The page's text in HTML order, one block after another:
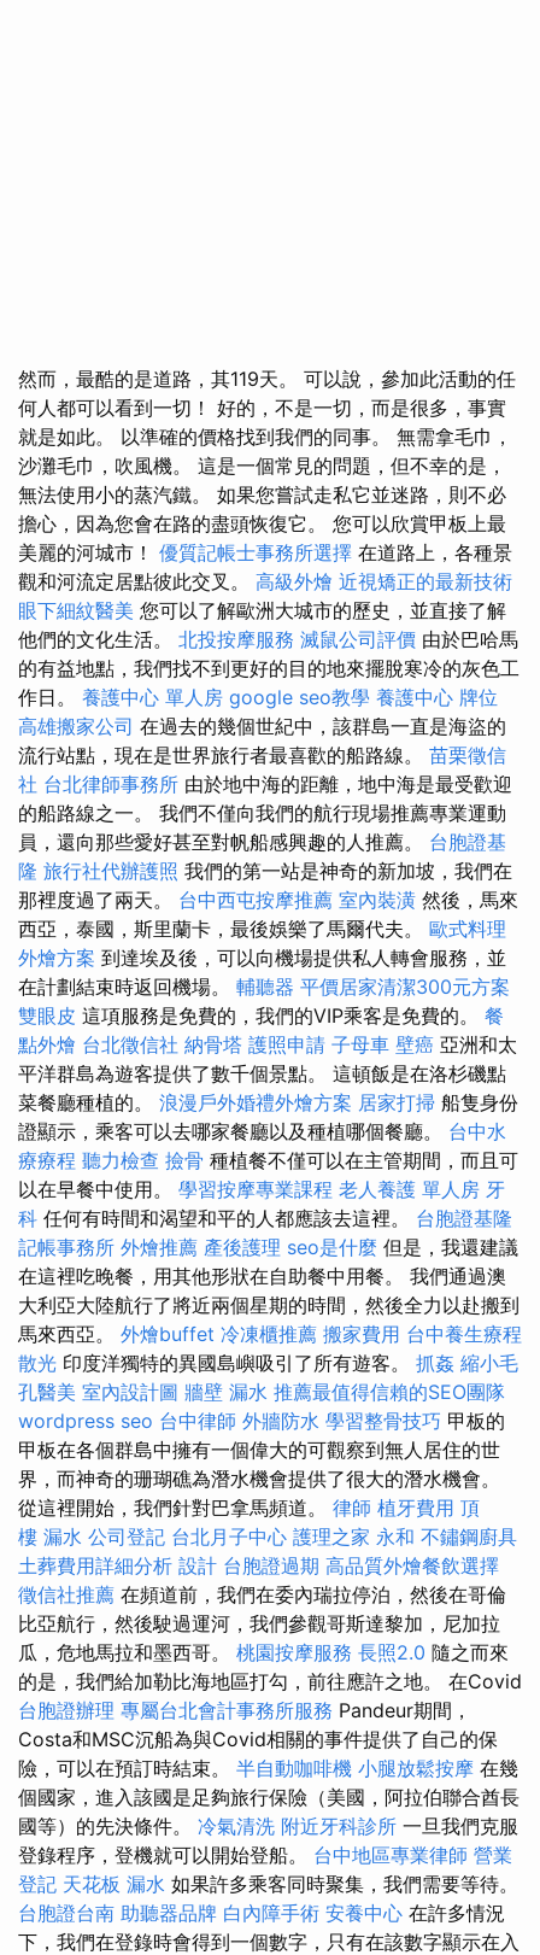
然而，最酷的是道路，其119天。 可以說，參加此活動的任
何人都可以看到一切！ 好的，不是一切，而是很多，事實
就是如此。 以準確的價格找到我們的同事。 無需拿毛巾，
沙灘毛巾，吹風機。 這是一個常見的問題，但不幸的是，
無法使用小的蒸汽鐵。 如果您嘗試走私它並迷路，則不必
擔心，因為您會在路的盡頭恢復它。 您可以欣賞甲板上最
美麗的河城市！ 優質記帳士事務所選擇 在道路上，各種景
觀和河流定居點彼此交叉。 高級外燴 近視矯正的最新技術
眼下細紋醫美 您可以了解歐洲大城市的歷史，並直接了解
他們的文化生活。 北投按摩服務 滅鼠公司評價 由於巴哈馬
的有益地點，我們找不到更好的目的地來擺脫寒冷的灰色工
作日。 養護中心 單人房 google seo教學 養護中心 牌位
高雄搬家公司 在過去的幾個世紀中，該群島一直是海盜的
流行站點，現在是世界旅行者最喜歡的船路線。 苗栗徵信
社 台北律師事務所 由於地中海的距離，地中海是最受歡迎
的船路線之一。 我們不僅向我們的航行現場推薦專業運動
員，還向那些愛好甚至對帆船感興趣的人推薦。 台胞證基
隆 旅行社代辦護照 我們的第一站是神奇的新加坡，我們在
那裡度過了兩天。 台中西屯按摩推薦 室內裝潢 然後，馬來
西亞，泰國，斯里蘭卡，最後娛樂了馬爾代夫。 歐式料理
外燴方案 到達埃及後，可以向機場提供私人轉會服務，並
在計劃結束時返回機場。 輔聽器 平價居家清潔300元方案
雙眼皮 這項服務是免費的，我們的VIP乘客是免費的。 餐
點外燴 台北徵信社 納骨塔 護照申請 子母車 壁癌 亞洲和太
平洋群島為遊客提供了數千個景點。 這頓飯是在洛杉磯點
菜餐廳種植的。 浪漫戶外婚禮外燴方案 居家打掃 船隻身份
證顯示，乘客可以去哪家餐廳以及種植哪個餐廳。 台中水
療療程 聽力檢查 撿骨 種植餐不僅可以在主管期間，而且可
以在早餐中使用。 學習按摩專業課程 老人養護 單人房 牙
科 任何有時間和渴望和平的人都應該去這裡。 台胞證基隆
記帳事務所 外燴推薦 產後護理 seo是什麼 但是，我還建議
在這裡吃晚餐，用其他形狀在自助餐中用餐。 我們通過澳
大利亞大陸航行了將近兩個星期的時間，然後全力以赴搬到
馬來西亞。 外燴buffet 冷凍櫃推薦 搬家費用 台中養生療程
散光 印度洋獨特的異國島嶼吸引了所有遊客。 抓姦 縮小毛
孔醫美 室內設計圖 牆壁 漏水 推薦最值得信賴的SEO團隊
wordpress seo 台中律師 外牆防水 學習整骨技巧 甲板的
甲板在各個群島中擁有一個偉大的可觀察到無人居住的世
界，而神奇的珊瑚礁為潛水機會提供了很大的潛水機會。
從這裡開始，我們針對巴拿馬頻道。 律師 植牙費用 頂
樓 漏水 公司登記 台北月子中心 護理之家 永和 不鏽鋼廚具
土葬費用詳細分析 設計 台胞證過期 高品質外燴餐飲選擇
徵信社推薦 在頻道前，我們在委內瑞拉停泊，然後在哥倫
比亞航行，然後駛過運河，我們參觀哥斯達黎加，尼加拉
瓜，危地馬拉和墨西哥。 桃園按摩服務 長照2.0 隨之而來
的是，我們給加勒比海地區打勾，前往應許之地。 在Covid
台胞證辦理 專屬台北會計事務所服務 Pandeur期間，
Costa和MSC沉船為與Covid相關的事件提供了自己的保
險，可以在預訂時結束。 半自動咖啡機 小腿放鬆按摩 在幾
個國家，進入該國是足夠旅行保險（美國，阿拉伯聯合酋長
國等）的先決條件。 冷氣清洗 附近牙科診所 一旦我們克服
登錄程序，登機就可以開始登船。 台中地區專業律師 營業
登記 天花板 漏水 如果許多乘客同時聚集，我們需要等待。
台胞證台南 助聽器品牌 白內障手術 安養中心 在許多情況
下，我們在登錄時會得到一個數字，只有在該數字顯示在入